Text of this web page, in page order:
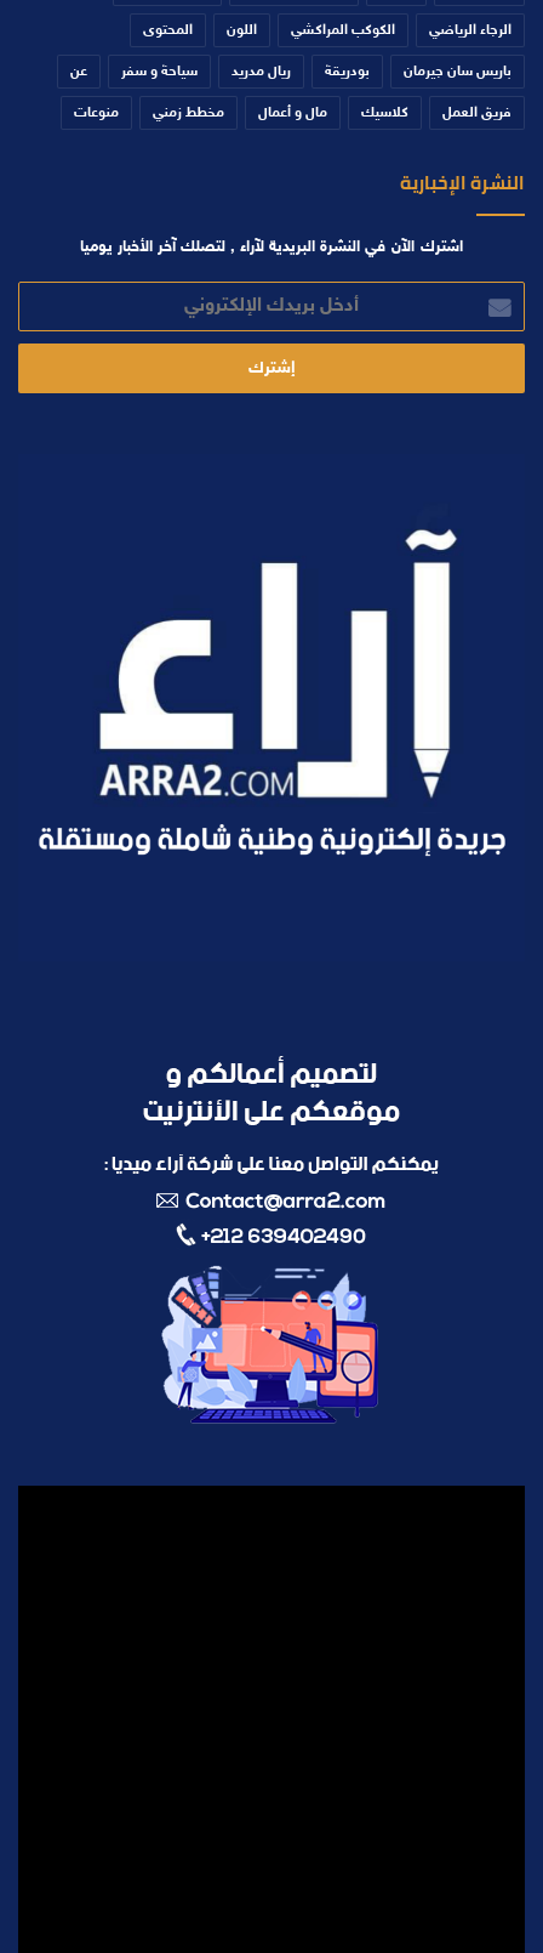
الرجاء الرياضي الكوكب المراكشي اللون المحتوى
باريس سان جيرمان بودريقة ريال مدريد سياحة و سفر عن
فريق العمل كلاسيك مال و أعمال مخطط زمني منوعات
النشرة الإخبارية
اشترك الآن في النشرة البريدية لآراء , لتصلك آخر الأخبار يوميا
بريدك
الإلكتروني